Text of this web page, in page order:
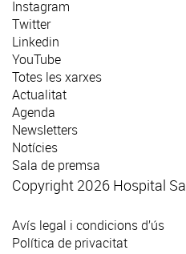
Instagram
Twitter
Linkedin
YouTube
Totes les xarxes
Actualitat
Agenda
Newsletters
Notícies
Sala de premsa
Copyright 2026 Hospital
Avís legal i condicions d’ús
Política de privacitat